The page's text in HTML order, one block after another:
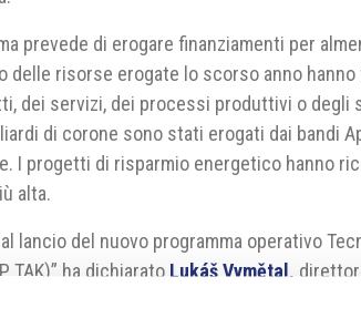
prevede di erogare finanziamenti per
delle risorse erogate lo scorso anno
dei servizi, dei processi produttivi o degli
di corone sono stati erogati dai bandi
I progetti di risparmio energetico hanno
alta.
lancio del nuovo programma operativo
TAK)” ha dichiarato Lukáš Vymětal,
e Innovazioni, che gestisce dal punto di